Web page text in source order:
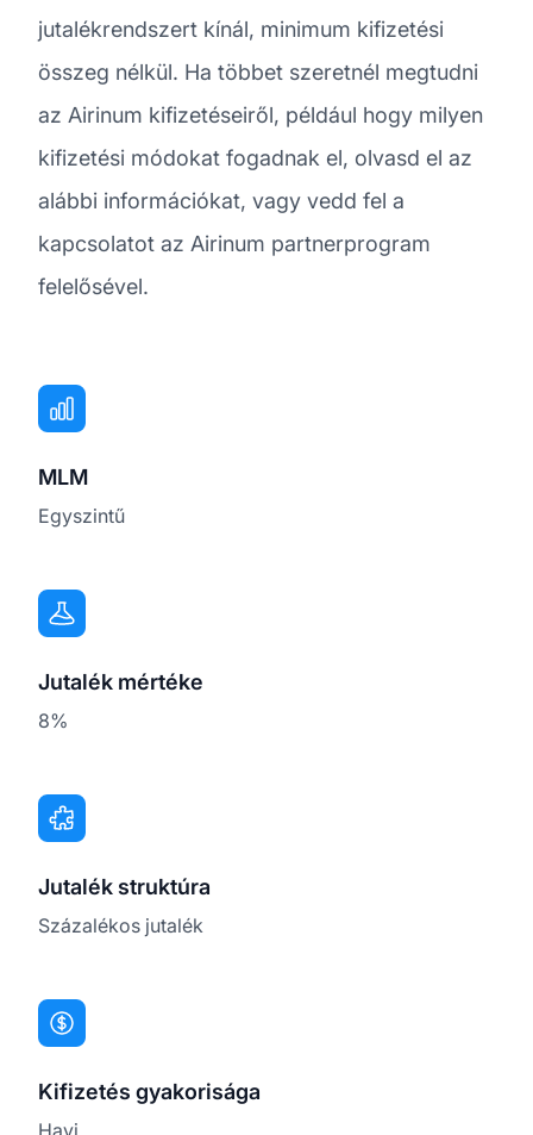
jutalékrendszert kínál, minimum kifizetési
összeg nélkül. Ha többet szeretnél megtudni
az Airinum kifizetéseiről, például hogy milyen
kifizetési módokat fogadnak el, olvasd el az
alábbi információkat, vagy vedd fel a
kapcsolatot az Airinum partnerprogram
felelősével.
MLM
Egyszintű
Jutalék mértéke
8%
Jutalék struktúra
Százalékos jutalék
Kifizetés gyakorisága
Havi